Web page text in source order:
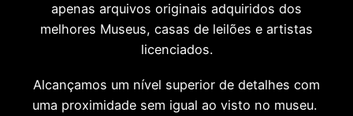
apenas arquivos originais adquiridos dos
melhores Museus, casas de leilões e artistas
licenciados.
Alcançamos um nível superior de detalhes com
uma proximidade sem igual ao visto no museu.